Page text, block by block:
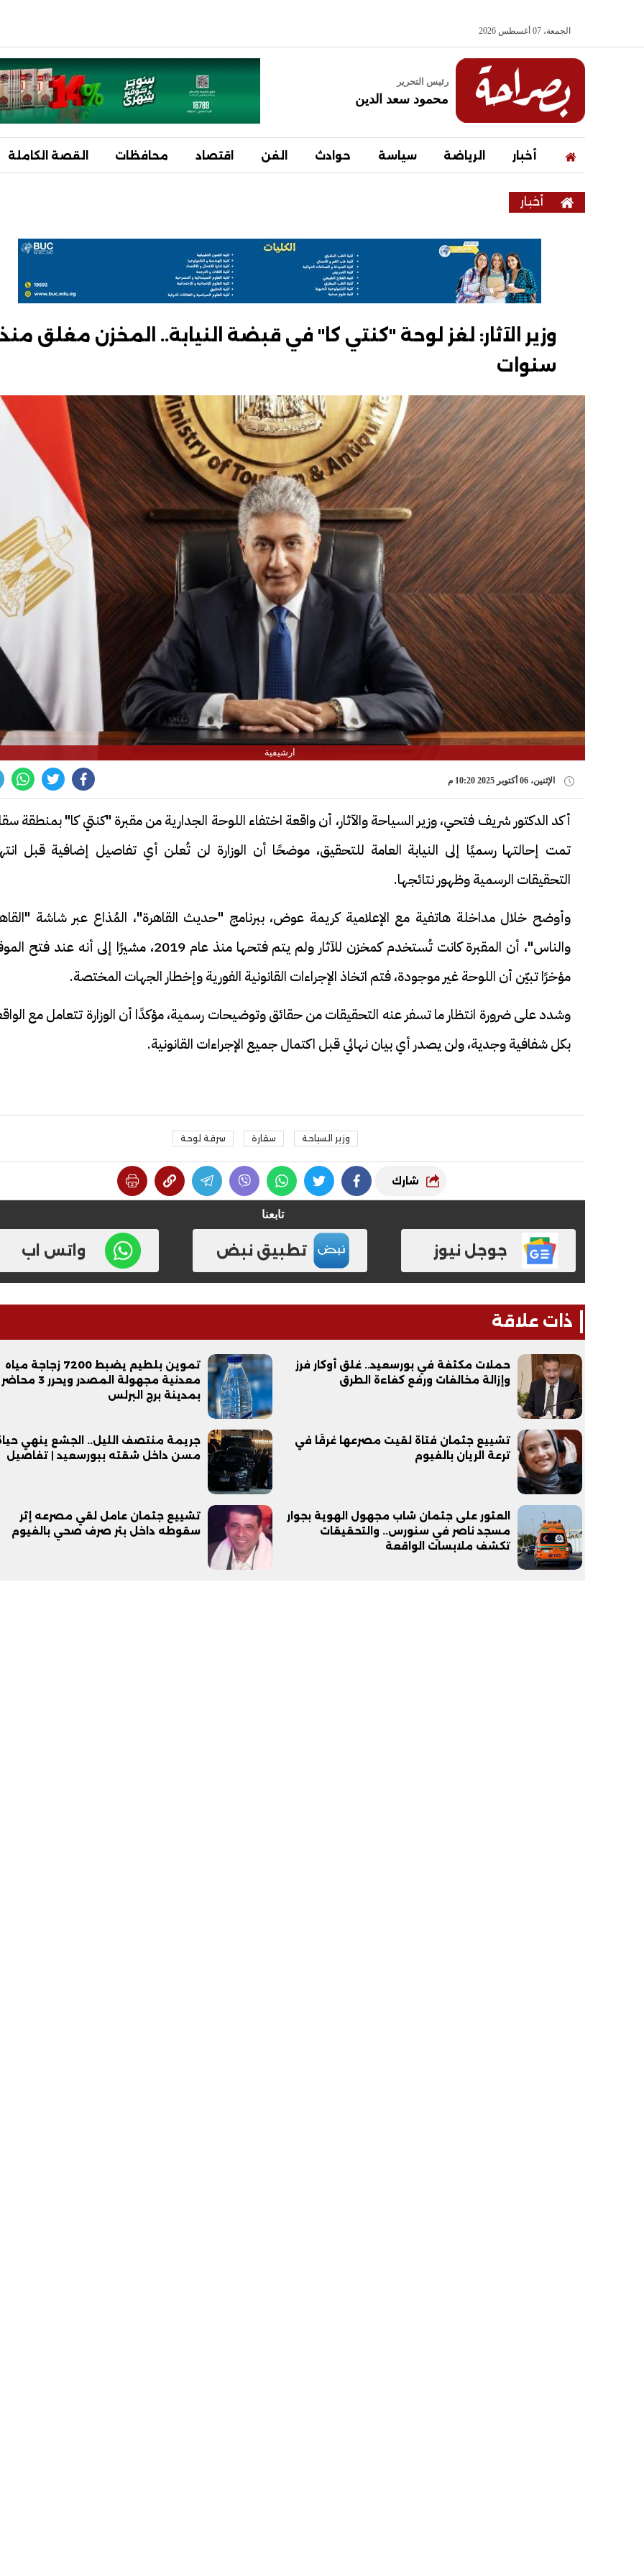
الجمعة، 07 أغسطس 2026
رئيس التحرير
محمود سعد الدين
أخبار الرياضة سياسة حوادث الفن اقتصاد محافظات القصة الكاملة
أخبار
سنوات
ارشيفية
الإثنين، 06 أكتوبر 2025 10:20 م
أكد الدكتور شريف فتحي، وزير السياحة والآثار، أن واقعة اختفاء اللوحة الجدارية من مقبرة "كنتي كا" بمنطقة
تمت إحالتها رسميًا إلى النيابة العامة للتحقيق، موضحًا أن الوزارة لن تُعلن أي تفاصيل إضافية قبل
التحقيقات الرسمية وظهور نتائجها.
وأوضح خلال مداخلة هاتفية مع الإعلامية كريمة عوض، ببرنامج "حديث القاهرة"، المُذاع عبر شاشة
والناس"، أن المقبرة كانت تُستخدم كمخزن للآثار ولم يتم فتحها منذ عام 2019، مشيرًا إلى أنه عند
مؤخرًا تبيّن أن اللوحة غير موجودة، فتم اتخاذ الإجراءات القانونية الفورية وإخطار الجهات المختصة.
وشدد على ضرورة انتظار ما تسفر عنه التحقيقات من حقائق وتوضيحات رسمية، مؤكدًا أن الوزارة تتعامل مع
بكل شفافية وجدية، ولن يصدر أي بيان نهائي قبل اكتمال جميع الإجراءات القانونية.
وزير السياحة سقارة سرقة لوحة
شارك
تابعنا
جوجل نيوز تطبيق نبض واتس اب
ذات علاقة
حملات مكثفة في بورسعيد.. غلق أوكار فرز
وإزالة مخالفات ورفع كفاءة الطرق
تموين بلطيم يضبط 7200 زجاجة مياه
معدنية مجهولة المصدر ويحرر 3 محاضر
بمدينة برج البرلس
تشييع جثمان فتاة لقيت مصرعها غرقًا في
ترعة الريان بالفيوم
جريمة منتصف الليل.. الجشع ينهي
مسن داخل شقته ببورسعيد | تفاصيل
العثور على جثمان شاب مجهول الهوية بجوار
مسجد ناصر في سنورس.. والتحقيقات
تكشف ملابسات الواقعة
تشييع جثمان عامل لقي مصرعه إثر
سقوطه داخل بئر صرف صحي بالفيوم
الوداع الأخير.. دفن جثامين الضحايا
الأربعة بقرية السعدية في الفيوم
افتتاح أكبر صرح ديني في القوصية..
تحفة معمارية بتكلفة تجاوزت 20
مليون جنيه
فيديو
ابني بطل وفخورة بيه.. أول ظهور
عماد سائق التريلا مع والدته بعد